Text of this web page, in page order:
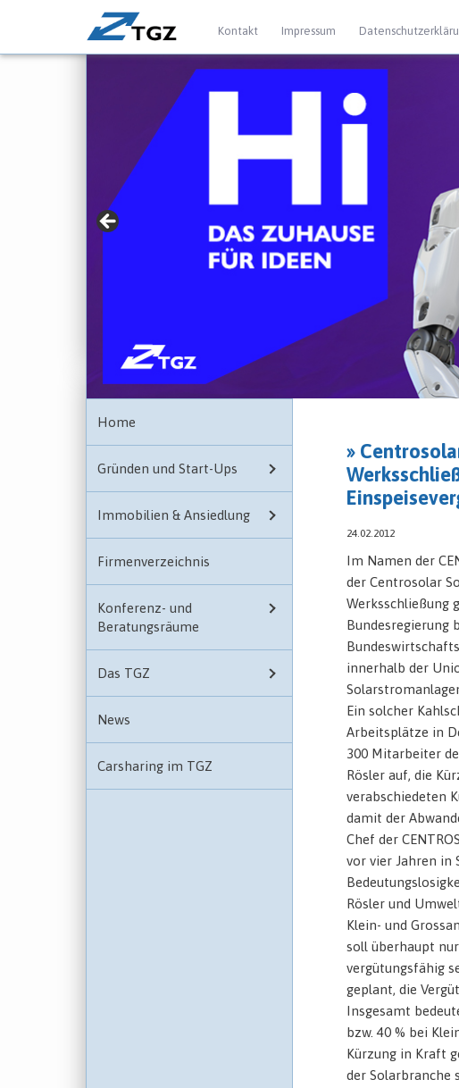
Kontakt Impressum
» Für Gründer mit
► jetzt mehr erfahren
Home
Gründen und Start-Ups
Immobilien & Ansiedlung
Firmenverzeichnis
Konferenz- und
Beratungsräume
Das TGZ
News
Carsharing im TGZ
»
24.02.2012
Im Namen der
der Centrosolar
Werksschließung
Bundesregierung
innerhalb der
Ein solcher
Arbeitsplätze in
300 Mitarbeiter
Rösler auf, die
verabschiedeten
damit der
Chef der
vor vier Jahren in
Rösler und
Klein- und
soll überhaupt
vergütungsfähig
geplant, die
Insgesamt
bzw. 40 % bei
Kürzung in Kraft
der Solarbranche